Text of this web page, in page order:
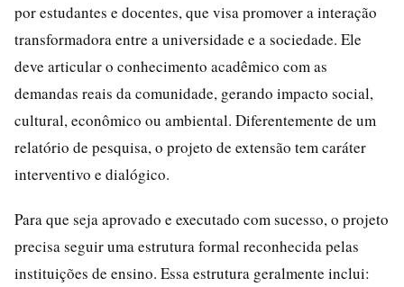
por estudantes e docentes, que visa promover a interação
transformadora entre a universidade e a sociedade. Ele
deve articular o conhecimento acadêmico com as
demandas reais da comunidade, gerando impacto social,
cultural, econômico ou ambiental. Diferentemente de um
relatório de pesquisa, o projeto de extensão tem caráter
interventivo e dialógico.
Para que seja aprovado e executado com sucesso, o projeto
precisa seguir uma estrutura formal reconhecida pelas
instituições de ensino. Essa estrutura geralmente inclui: